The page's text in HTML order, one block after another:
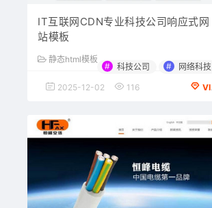
IT互联网CDN专业科技公司响应式网
站模板
静态html模板
# 科技公司 # 网络科技
2025-12-02 116 VIP会员专享